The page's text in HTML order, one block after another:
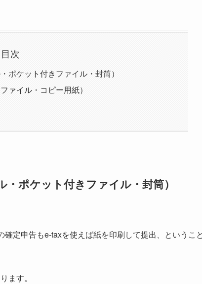
目次
ポケット付きファイル・封筒）
ァイル・コピー用紙）
ポケット付きファイル・封筒）
定申告もe-taxを使えば紙を印刷して提出、というこ
ます。